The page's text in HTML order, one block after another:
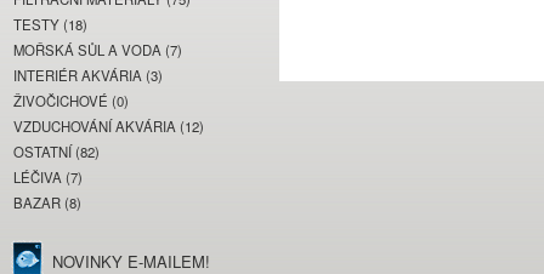
TESTY (18)
MOŘSKÁ SŮL A VODA (7)
INTERIÉR AKVÁRIA (3)
ŽIVOČICHOVÉ (0)
VZDUCHOVÁNÍ AKVÁRIA (12)
OSTATNÍ (82)
LÉČIVA (7)
BAZAR (8)
NOVINKY E-MAILEM!